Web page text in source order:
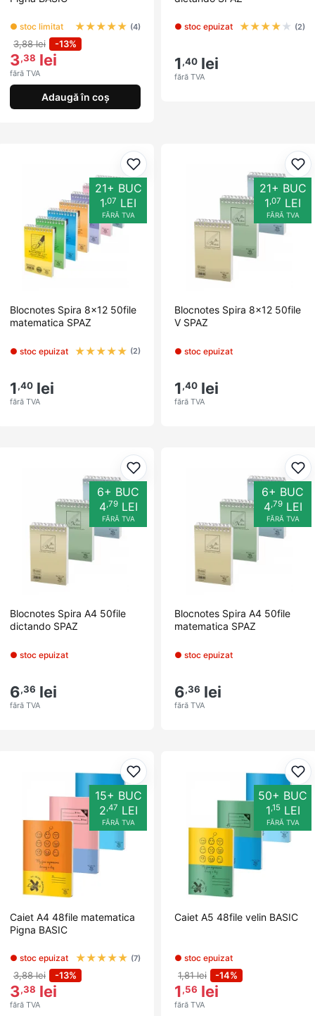
● stoc limitat ★★★★★ (4)
3,88 lei -13%
3,38 lei
fără TVA
Adaugă în coș
● stoc epuizat ★★★★ ★ (2)
1,40 lei
fără TVA
Adaugă la favorite
21+ BUC
1 ,07 LEI
FĂRĂ TVA
Blocnotes Spira 8x12 50file
matematica SPAZ
● stoc epuizat ★★★★★ (2)
1,40 lei
fără TVA
21+ BUC
1 ,07 LEI
FĂRĂ TVA
Blocnotes Spira 8x12 50file
V SPAZ
● stoc epuizat
1,40 lei
fără TVA
Adaugă la favorite
6+ BUC
4,79LEI
FĂRĂ TVA
Blocnotes Spira A4 50file
dictando SPAZ
● stoc epuizat
6,36 lei
fără TVA
6+ BUC
4,79LEI
FĂRĂ TVA
Blocnotes Spira A4 50file
matematica SPAZ
● stoc epuizat
6,36 lei
fără TVA
Adaugă la favorite
15+ BUC
2 ,47 LEI
FĂRĂ TVA
Caiet A4 48file matematica
Pigna BASIC
● stoc epuizat ★★★★★ (7)
3,88 lei -13%
3,38 lei
fără TVA
50+ BUC
1 ,15LEI
FĂRĂ TVA
Caiet A5 48file velin BASIC
● stoc epuizat
1,81 lei -14%
1,56 lei
fără TVA